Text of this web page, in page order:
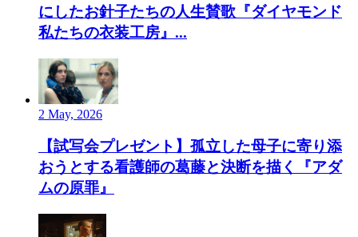
にしたお針子たちの人生賛歌『ダイヤモンド
私たちの衣装工房』...
2 May, 2026
【試写会プレゼント】孤立した母子に寄り添
おうとする看護師の葛藤と決断を描く『アダ
ムの原罪』